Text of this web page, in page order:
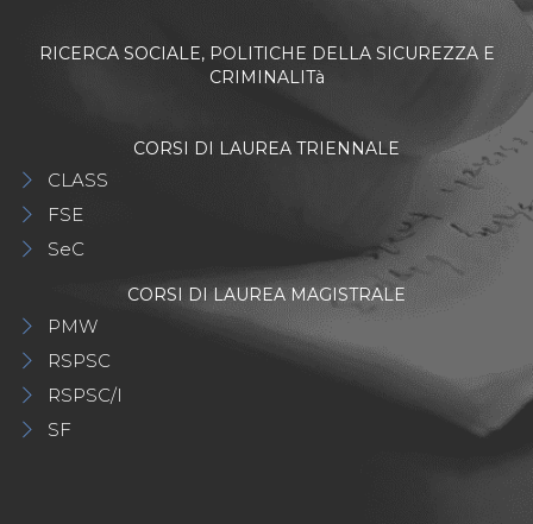
RICERCA SOCIALE, POLITICHE DELLA SICUREZZA E
CRIMINALITà
CORSI DI LAUREA TRIENNALE
CLASS
FSE
SeC
CORSI DI LAUREA MAGISTRALE
PMW
RSPSC
RSPSC/I
SF